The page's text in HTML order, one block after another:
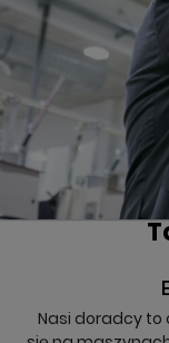
Nasi doradcy to